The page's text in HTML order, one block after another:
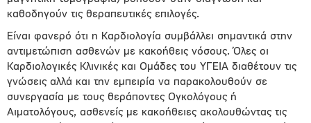
καθοδηγούν τις θεραπευτικές επιλογές.
Είναι φανερό ότι η Καρδιολογία συμβάλλει σημαντικά στην
αντιμετώπιση ασθενών με κακοήθεις νόσους. Όλες οι
Καρδιολογικές Κλινικές και Ομάδες του ΥΓΕΙΑ διαθέτουν τις
γνώσεις αλλά και την εμπειρία να παρακολουθούν σε
συνεργασία με τους θεράποντες Ογκολόγους ή
Αιματολόγους, ασθενείς με κακοήθειες ακολουθώντας τις